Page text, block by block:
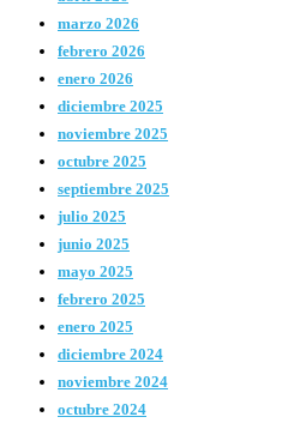
marzo 2026
febrero 2026
enero 2026
diciembre 2025
noviembre 2025
octubre 2025
septiembre 2025
julio 2025
junio 2025
mayo 2025
febrero 2025
enero 2025
diciembre 2024
noviembre 2024
octubre 2024